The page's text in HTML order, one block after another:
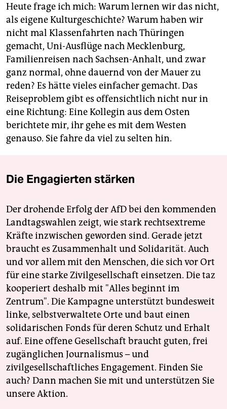
Heute frage ich mich: Warum lernen wir das nicht,
als eigene Kulturgeschichte? Warum haben wir
nicht mal Klassenfahrten nach Thüringen
gemacht, Uni-Ausflüge nach Mecklenburg,
Familienreisen nach Sachsen-Anhalt, und zwar
ganz normal, ohne dauernd von der Mauer zu
reden? Es hätte vieles einfacher gemacht. Das
Reiseproblem gibt es offensichtlich nicht nur in
eine Richtung: Eine Kollegin aus dem Osten
berichtete mir, ihr gehe es mit dem Westen
genauso. Sie fahre da viel zu selten hin.
Die Engagierten stärken
Der drohende Erfolg der AfD bei den kommenden
Landtagswahlen zeigt, wie stark rechtsextreme
Kräfte inzwischen geworden sind. Gerade jetzt
braucht es Zusammenhalt und Solidarität. Auch
und vor allem mit den Menschen, die sich vor Ort
für eine starke Zivilgesellschaft einsetzen. Die taz
kooperiert deshalb mit "Alles beginnt im
Zentrum". Die Kampagne unterstützt bundesweit
linke, selbstverwaltete Orte und baut einen
solidarischen Fonds für deren Schutz und Erhalt
auf. Eine offene Gesellschaft braucht guten, frei
zugänglichen Journalismus – und
zivilgesellschaftliches Engagement. Finden Sie
auch? Dann machen Sie mit und unterstützen Sie
unsere Aktion.